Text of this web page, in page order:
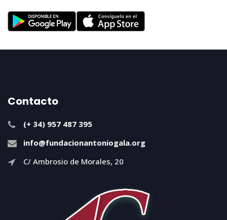
Contacto
(+ 34) 957 487 395
info@fundacionantoniogala.org
C/ Ambrosio de Morales, 20